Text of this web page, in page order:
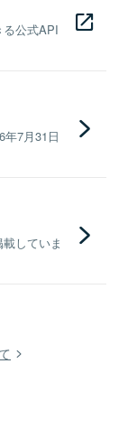
公式API
7月31日
していま